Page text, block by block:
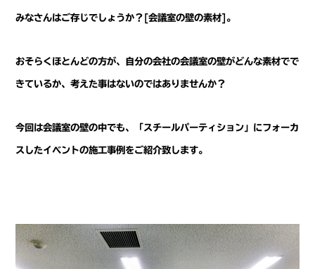
みなさんはご存じでしょうか？[会議室の壁の素材]。
おそらくほとんどの方が、自分の会社の会議室の壁がどんな素材でで
きているか、考えた事はないのではありませんか？
今回は会議室の壁の中でも、 「スチールパーティション」 にフォーカ
スしたイベントの施工事例をご紹介致します。